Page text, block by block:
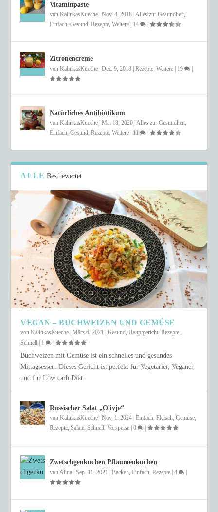
Vitaminpaste
vonKalinkasKueche |Nov. 4, 2018 |Alles zur Gesundheit,
Einfach,Gesund,Rezepte,Weitere 14 |
Zitronencreme
vonKalinkasKueche |Dez. 9, 2018 |Rezepte,Weitere 19
Natürliches Antibiotikum
vonKalinkasKueche |Mai 18, 2020 |Alles zur Gesundheit,
Einfach,Gesund,Rezepte,Weitere 11 |
ALLE Bestbewertet
VEGAN – BUCHWEIZEN UND GEMÜSE
vonKalinkasKueche |März 6, 2021 |Gesund ,Hauptgericht ,Rezepte
Schnell | 1 |
Buchweizen mit Gemüse ist ein schnelles und gesundes
Mittagsessen. Dieses Gericht ist perfekt für Vegetarier, Veganer
und für Low carb Diät.
Russischer Salat „Olivje“
vonKalinkasKueche |Nov. 1, 2024 |Einfach ,Fleisch ,Gemüse
Rezepte ,Salate ,Schnell ,Vorspeise |0 |
Zwetschgenkuchen Pflaumenkuchen
von Alina |Sep. 11, 2021 |Backen ,Einfach ,Rezepte |4 |